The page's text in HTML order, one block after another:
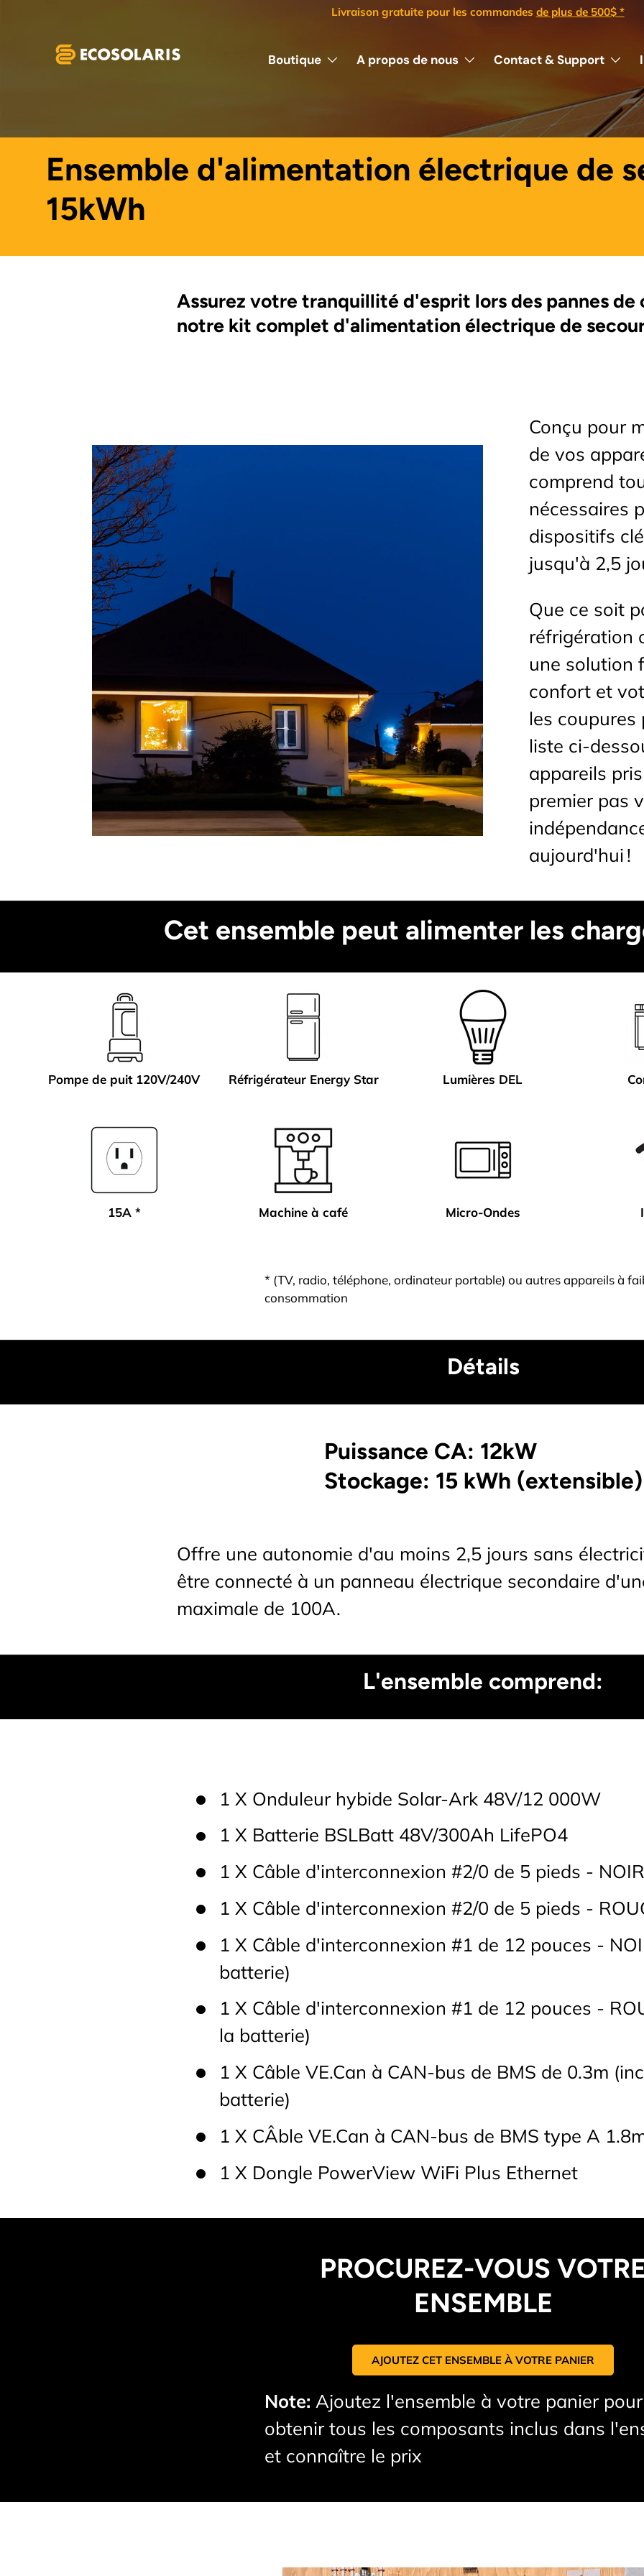
Meilleur rapport qualité/prix sur le marché
Boutique A propos de nous Contact & Support
Ensemble d'alimentation électrique de
15kWh
Assurez votre tranquillité d'esprit lors des pannes de
notre kit complet d'alimentation électrique de
Conçu pour
de vos
comprend
nécessaires
dispositifs
jusqu'à 2,5
Que ce soit
réfrigération
une solution
confort et
les coupures
liste ci-
appareils
premier pas
aujourd'hui !
Cet ensemble peut alimenter les
Pompe de puit 120V/240V Réfrigérateur Energy Star Lumières DEL
15A * Machine à café Micro-Ondes
* (TV, radio, téléphone, ordinateur portable) ou autres appareils à
consommation
Détails
Puissance CA: 12kW
Stockage: 15 kWh (extensible)
Offre une autonomie d'au moins 2,5 jours sans
être connecté à un panneau électrique secondaire
maximale de 100A.
L'ensemble comprend:
1 X Onduleur hybide Solar-Ark 48V/12 000W
1 X Batterie BSLBatt 48V/300Ah LifePO4
1 X Câble d'interconnexion #2/0 de 5 pieds - NOIR
1 X Câble d'interconnexion #2/0 de 5 pieds -
1 X Câble d'interconnexion #1 de 12 pouces -
batterie)
1 X Câble d'interconnexion #1 de 12 pouces -
la batterie)
1 X Câble VE.Can à CAN-bus de BMS de 0.3m
batterie)
1 X CÂble VE.Can à CAN-bus de BMS type A
1 X Dongle PowerView WiFi Plus Ethernet
PROCUREZ-VOUS VOTRE
ENSEMBLE
AJOUTEZ CET ENSEMBLE À VOTRE PANIER
Note: Ajoutez l'ensemble à votre panier pour
obtenir tous les composants inclus dans
et connaître le prix